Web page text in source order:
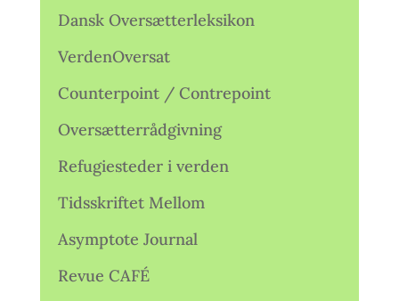
Dansk Oversætterleksikon
VerdenOversat
Counterpoint / Contrepoint
Oversætterrådgivning
Refugiesteder i verden
Tidsskriftet Mellom
Asymptote Journal
Revue CAFÉ